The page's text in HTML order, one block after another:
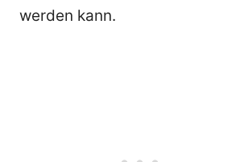
werden kann.